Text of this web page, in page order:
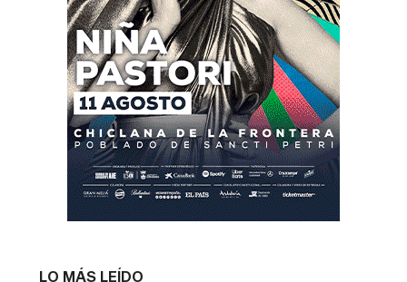
LO MÁS LEÍDO